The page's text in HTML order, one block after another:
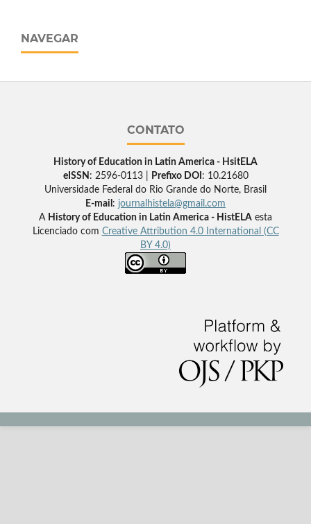
NAVEGAR
CONTATO
History of Education in Latin America - HsitELA
eISSN : 2596-0113 | Prefixo DOI : 10.21680
Universidade Federal do Rio Grande do Norte, Brasil
E-mail : journalhistela@gmail.com
A History of Education in Latin America - HistELA esta
Licenciado com Creative Attribution 4.0 International (CC
BY 4.0)